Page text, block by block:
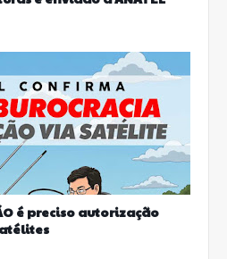
é preciso autorização